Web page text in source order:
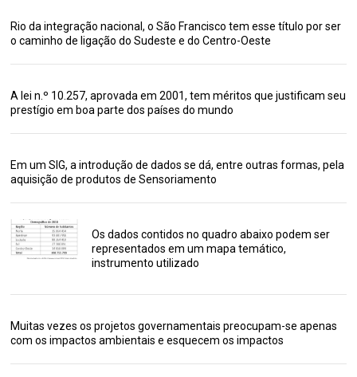
Rio da integração nacional, o São Francisco tem esse título por ser
o caminho de ligação do Sudeste e do Centro-Oeste
A lei n.º 10.257, aprovada em 2001, tem méritos que justificam seu
prestígio em boa parte dos países do mundo
Em um SIG, a introdução de dados se dá, entre outras formas, pela
aquisição de produtos de Sensoriamento
Os dados contidos no quadro abaixo podem ser
representados em um mapa temático,
instrumento utilizado
Muitas vezes os projetos governamentais preocupam-se apenas
com os impactos ambientais e esquecem os impactos